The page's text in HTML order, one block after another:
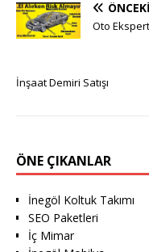
ÖNCEKI
Oto
İnşaat Demiri Satışı
ÖNE ÇIKANLAR
İnegöl Koltuk Takımı
SEO Paketleri
İç Mimar